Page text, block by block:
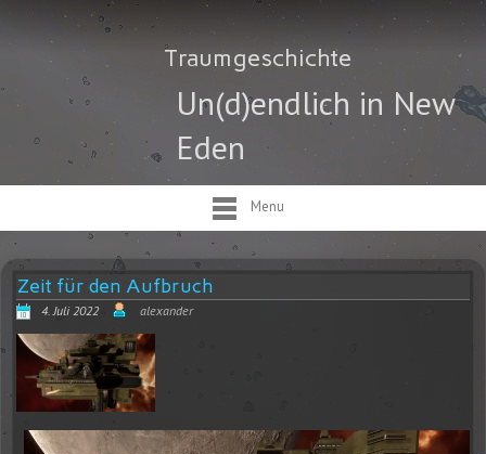
Traumgeschichte
Un(d)endlich in New
Eden
Menu
Zeit für den Aufbruch
4. Juli 2022 alexander